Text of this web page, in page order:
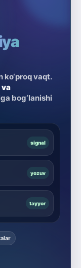
ko‘proq vaqt.
va
bog‘lanishi
signal
yozuv
tayyor